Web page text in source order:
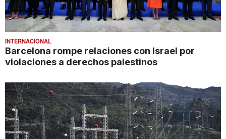
INTERNACIONAL
Barcelona rompe relaciones con Israel por
violaciones a derechos palestinos